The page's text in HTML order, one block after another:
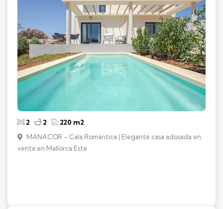
2 2 220 m2
MANACOR – Cala Romàntica | Elegante casa adosada en
venta en Mallorca Este